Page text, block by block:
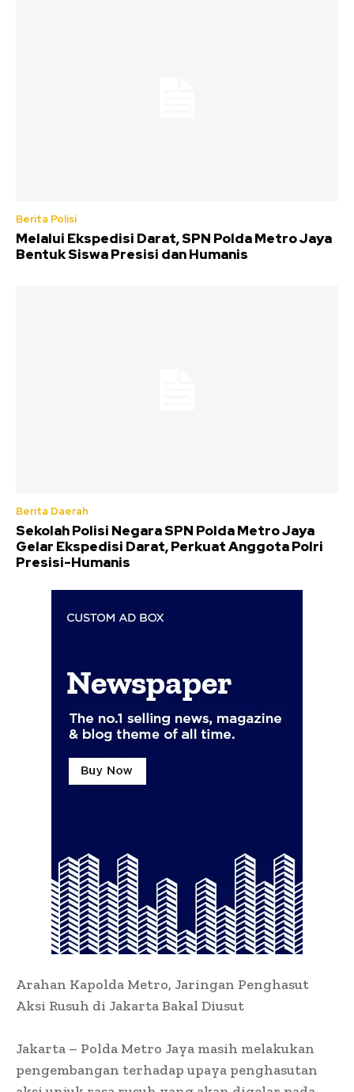
Berita Polisi
Melalui Ekspedisi Darat, SPN Polda Metro Jaya
Bentuk Siswa Presisi dan Humanis
Berita Daerah
Sekolah Polisi Negara SPN Polda Metro Jaya
Gelar Ekspedisi Darat, Perkuat Anggota Polri
Presisi-Humanis
Arahan Kapolda Metro, Jaringan Penghasut
Aksi Rusuh di Jakarta Bakal Diusut
Jakarta – Polda Metro Jaya masih melakukan
pengembangan terhadap upaya penghasutan